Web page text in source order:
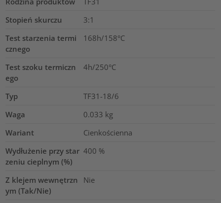
Stopień skurczu
3:1
Test starzenia termi
cznego
168h/158°C
Test szoku termiczn
ego
4h/250°C
Typ
TF31-18/6
Waga
0.033 kg
Wariant
Cienkościenna
Wydłużenie przy star
zeniu cieplnym (%)
400 %
Z klejem wewnętrzn
ym (Tak/Nie)
Nie